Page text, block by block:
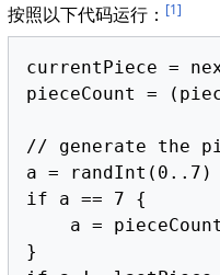
按照以下代码运行： [1]
currentPiece =
pieceCount =
// generate the
a = randInt(0..7)
if a == 7 {
}